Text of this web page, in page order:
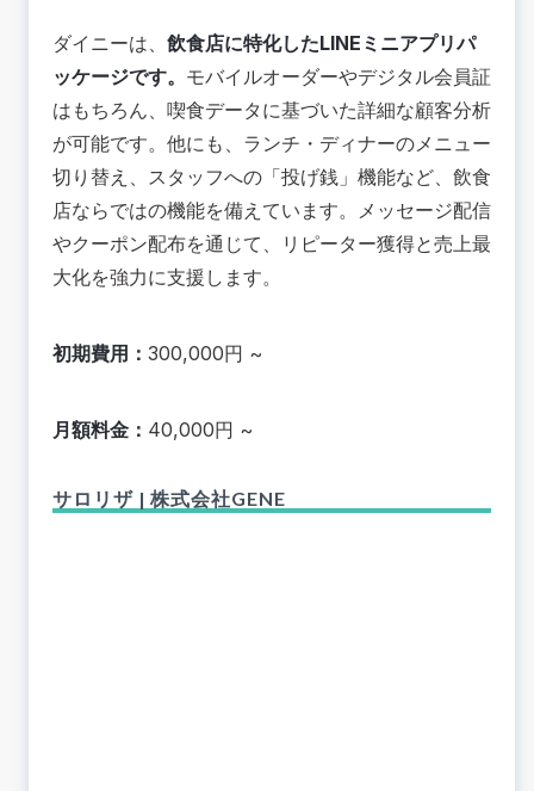
ダイニーは、 飲食店に特化したLINEミニアプリパ
ッケージです。 モバイルオーダーやデジタル会員証
はもちろん、喫食データに基づいた詳細な顧客分析
が可能です。他にも、ランチ・ディナーのメニュー
切り替え、スタッフへの「投げ銭」機能など、飲食
店ならではの機能を備えています。
メッセージ配信
やクーポン配布を通じて、リピーター獲得と売上最
大化を強力に支援します。
初期費用： 300,000円 ~
月額料金： 40,000円 ~
サロリザ | 株式会社GENE